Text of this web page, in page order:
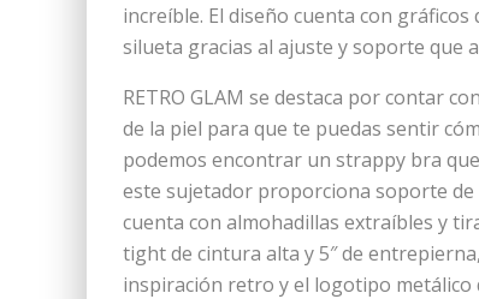
increíble. El diseño cuenta con
silueta gracias al ajuste y soporte que
RETRO GLAM se destaca por contar
de la piel para que te puedas sentir
podemos encontrar un strappy bra
este sujetador proporciona soporte
cuenta con almohadillas extraíbles y
tight de cintura alta y 5″ de
inspiración retro y el logotipo metálico